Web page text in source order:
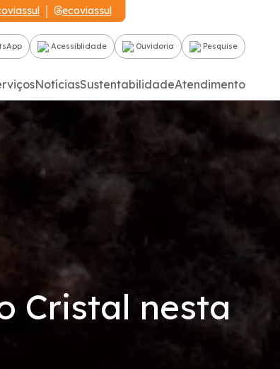
ecoviassul
Acessiblidade Ouvidoria Pesquise
NotíciasSustentabilidadeAtendimento
Cristal nesta